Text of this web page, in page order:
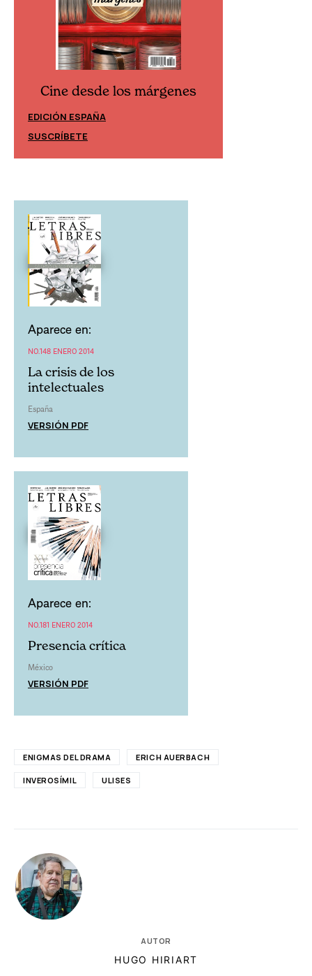
Cine desde los márgenes
EDICIÓN ESPAÑA
SUSCRÍBETE
Aparece en:
NO.148 ENERO 2014
La crisis de los
intelectuales
España
VERSIÓN PDF
Aparece en:
NO.181 ENERO 2014
Presencia crítica
México
VERSIÓN PDF
ENIGMAS DEL DRAMA ERICH AUERBACH
INVEROSÍMIL ULISES
AUTOR
HUGO HIRIART